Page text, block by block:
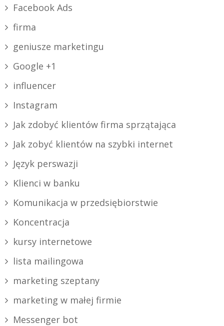
Facebook Ads
firma
geniusze marketingu
Google +1
influencer
Instagram
Jak zdobyć klientów firma sprzątająca
Jak zobyć klientów na szybki internet
Język perswazji
Klienci w banku
Komunikacja w przedsiębiorstwie
Koncentracja
kursy internetowe
lista mailingowa
marketing szeptany
marketing w małej firmie
Messenger bot